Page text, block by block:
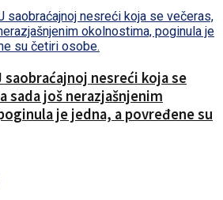
saobraćajnoj nesreći koja se
sada još nerazjašnjenim
je jedna, a povređene su